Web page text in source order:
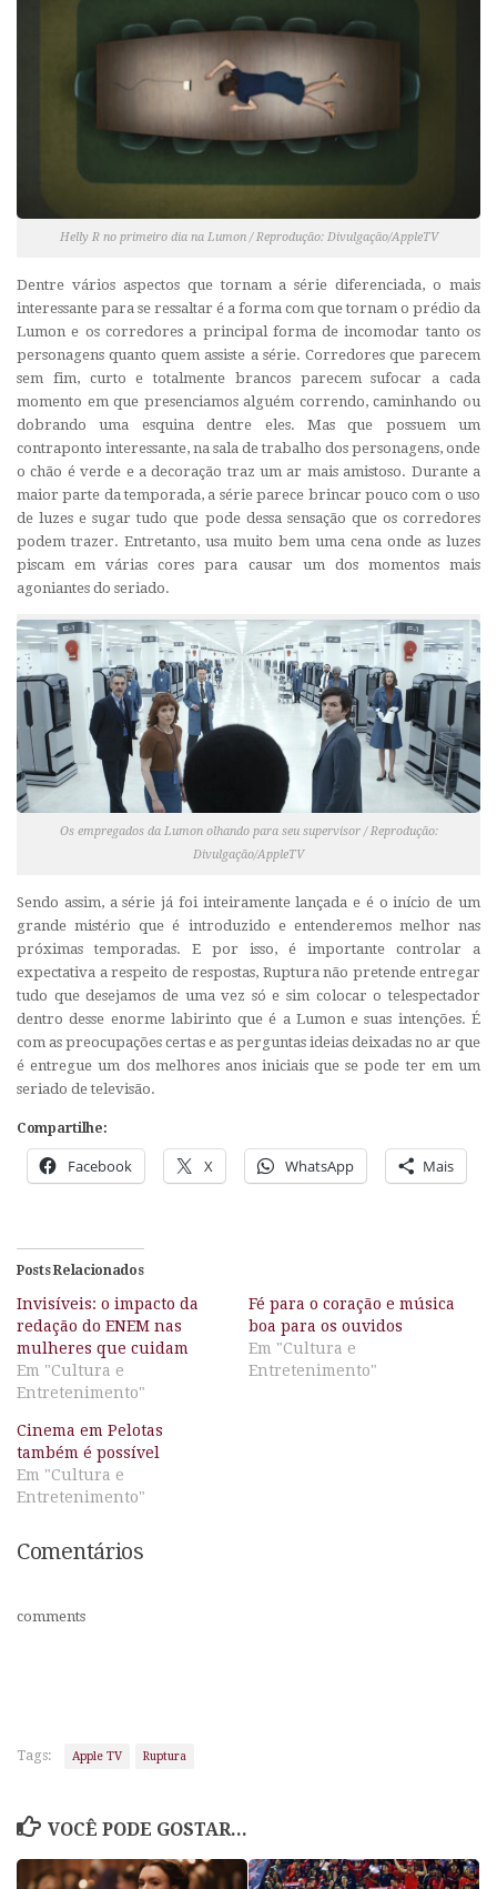
Helly R no primeiro dia na Lumon / Reprodução: Divulgação/AppleTV
Dentre vários aspectos que tornam a série diferenciada, o mais
interessante para se ressaltar é a forma com que tornam o prédio da
Lumon e os corredores a principal forma de incomodar tanto os
personagens quanto quem assiste a série. Corredores que parecem
sem fim, curto e totalmente brancos parecem sufocar a cada
momento em que presenciamos alguém correndo, caminhando ou
dobrando uma esquina dentre eles. Mas que possuem um
contraponto interessante, na sala de trabalho dos personagens, onde
o chão é verde e a decoração traz um ar mais amistoso. Durante a
maior parte da temporada, a série parece brincar pouco com o uso
de luzes e sugar tudo que pode dessa sensação que os corredores
podem trazer. Entretanto, usa muito bem uma cena onde as luzes
piscam em várias cores para causar um dos momentos mais
agoniantes do seriado.
Os empregados da Lumon olhando para seu supervisor / Reprodução:
Divulgação/AppleTV
Sendo assim, a série já foi inteiramente lançada e é o início de um
grande mistério que é introduzido e entenderemos melhor nas
próximas temporadas. E por isso, é importante controlar a
expectativa a respeito de respostas, Ruptura não pretende entregar
tudo que desejamos de uma vez só e sim colocar o telespectador
dentro desse enorme labirinto que é a Lumon e suas intenções. É
com as preocupações certas e as perguntas ideias deixadas no ar que
é entregue um dos melhores anos iniciais que se pode ter em um
seriado de televisão.
Compartilhe:
Facebook X WhatsApp Mais
Posts Relacionados
Invisíveis: o impacto da
redação do ENEM nas
mulheres que cuidam
Em "Cultura e
Entretenimento"
Fé para o coração e música
boa para os ouvidos
Em "Cultura e
Entretenimento"
Cinema em Pelotas
também é possível
Em "Cultura e
Entretenimento"
Comentários
comments
Tags: Apple TV Ruptura
VOCÊ PODE GOSTAR...